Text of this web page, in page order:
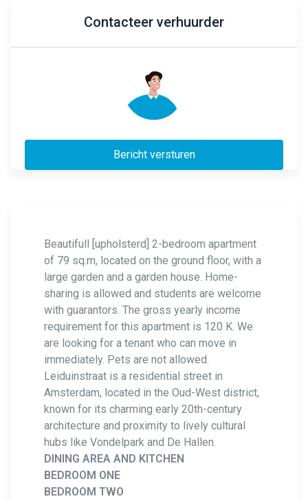
Contacteer verhuurder
Bericht versturen
Beautifull [upholsterd] 2-bedroom apartment
of 79 sq.m, located on the ground floor, with a
large garden and a garden house. Home-
sharing is allowed and students are welcome
with guarantors. The gross yearly income
requirement for this apartment is 120 K. We
are looking for a tenant who can move in
immediately. Pets are not allowed.
Leiduinstraat is a residential street in
Amsterdam, located in the Oud-West district,
known for its charming early 20th-century
architecture and proximity to lively cultural
hubs like Vondelpark and De Hallen.
DINING AREA AND KITCHEN
BEDROOM ONE
BEDROOM TWO